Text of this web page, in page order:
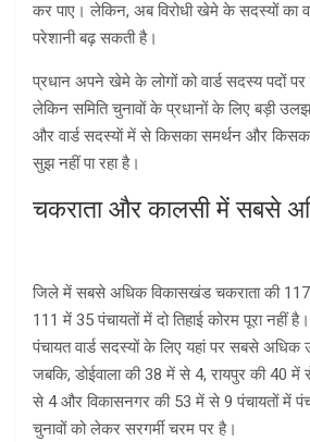
कर पाए। लेकिन, अब विरोधी खेमे के सदस्यों का
परेशानी बढ़ सकती है।
प्रधान अपने खेमे के लोगों को वार्ड सदस्य पदों
लेकिन समिति चुनावों के प्रधानों के लिए बड़ी
और वार्ड सदस्याें में से किसका समर्थन और किसका
सुझ नहीं पा रहा है।
चकराता और कालसी में सबसे
जिले में सबसे अधिक विकासखंड चकराता की
111 में 35 पंचायतों में दो तिहाई कोरम पूरा
पंचायत वार्ड सदस्यों के लिए यहां पर सबसे अधिक
जबकि, डोईवाला की 38 में से 4, रायपुर की 40
से 4 और विकासनगर की 53 में से 9 पंचायतों में
चुनावों को लेकर सरगर्मी चरम पर है।